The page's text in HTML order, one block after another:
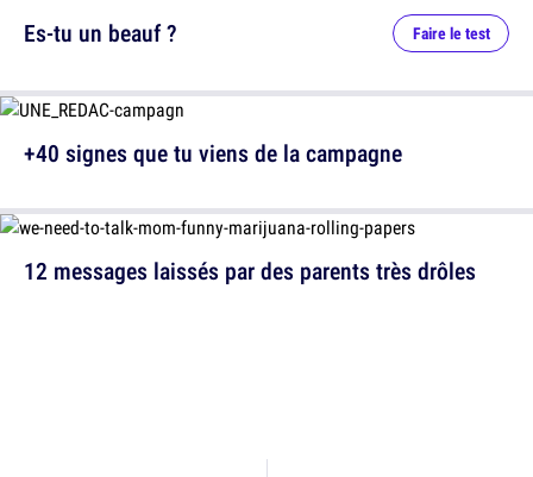
12 messages laissés par des parents très drôles
Es-tu un beauf ? Faire le test
+40 signes que tu viens de la campagne